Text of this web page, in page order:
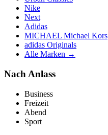
Nike
Next
Adidas
MICHAEL Michael Kors
adidas Originals
Alle Marken →
Nach Anlass
Business
Freizeit
Abend
Sport